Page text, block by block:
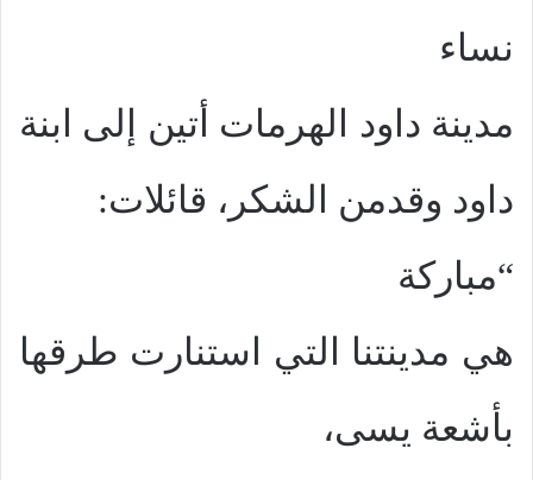
نساء
مدينة داود الهرمات أتين إلى ابنة
داود وقدمن الشكر، قائلات:
“مباركة
هي مدينتنا التي استنارت طرقها
بأشعة يسى،